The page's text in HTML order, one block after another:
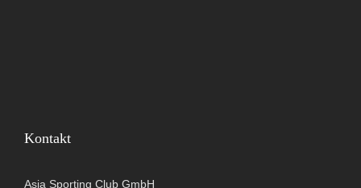
Kontakt
Asia Sporting Club GmbH